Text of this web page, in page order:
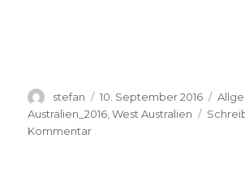
Autor
stefan
Veröffentlicht
am
10. September 2016
Australien_2016 ,West Australien
Kommentarzu